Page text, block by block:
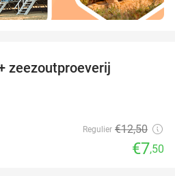
zeezoutproeverij
Regulier €12,50
€7,50